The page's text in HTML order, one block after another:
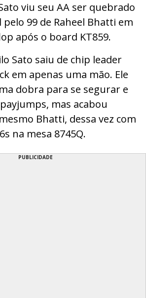
viu seu AA ser quebrado
99 de Raheel Bhatti em
após o board KT859.
Sato saiu de chip leader
em apenas uma mão. Ele
dobra para se segurar e
mas acabou
Bhatti, dessa vez com
na mesa 8745Q.
PUBLICIDADE